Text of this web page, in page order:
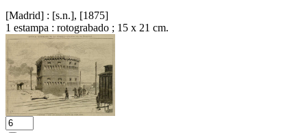
[Madrid] : [s.n.], [1875]
1 estampa : rotograbado ; 15 x 21 cm.